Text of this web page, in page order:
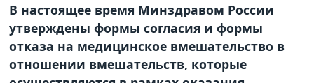
В настоящее время Минздравом России
утверждены формы согласия и формы
отказа на медицинское вмешательство в
отношении вмешательств, которые